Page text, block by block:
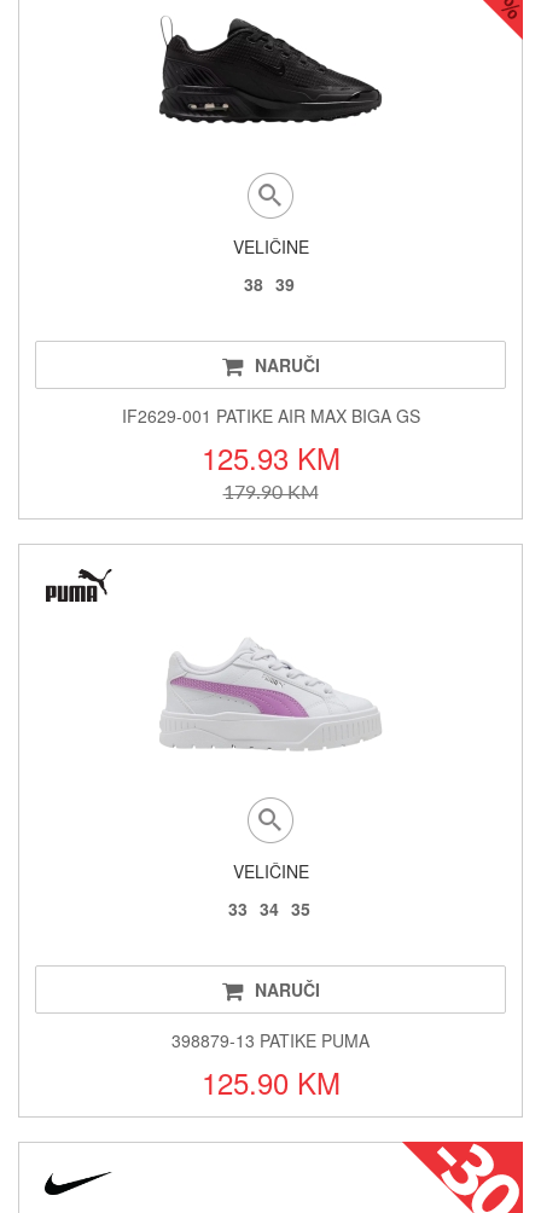
VELIČINE
38 39
NARUČI
IF2629-001 PATIKE AIR MAX BIGA GS
125.93 KM
179.90 KM
VELIČINE
33 34 35
NARUČI
398879-13 PATIKE PUMA
125.90 KM